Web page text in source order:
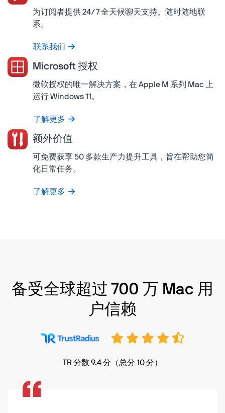
为订阅者提供 24/7 全天候聊天支持。随时随地联
系。
联系我们
Microsoft 授权
微软授权的唯一解决方案，在 Apple M 系列 Mac 上
运行 Windows 11。
了解更多
额外价值
可免费获享 50 多款生产力提升工具，旨在帮助您简
化日常任务。
了解更多
备受全球超过 700 万 Mac 用
户信赖
TR 分数 9.4 分（总分 10 分）